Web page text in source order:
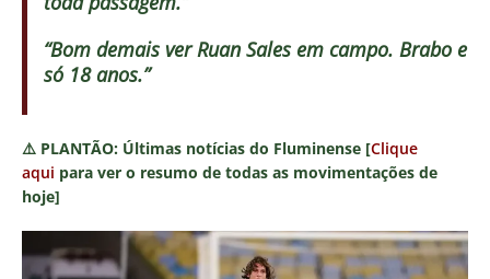
“Bom demais ver Ruan Sales em campo. Brabo e
só 18 anos.”
⚠️ PLANTÃO: Últimas notícias do Fluminense [Clique
aqui para ver o resumo de todas as movimentações de
hoje]